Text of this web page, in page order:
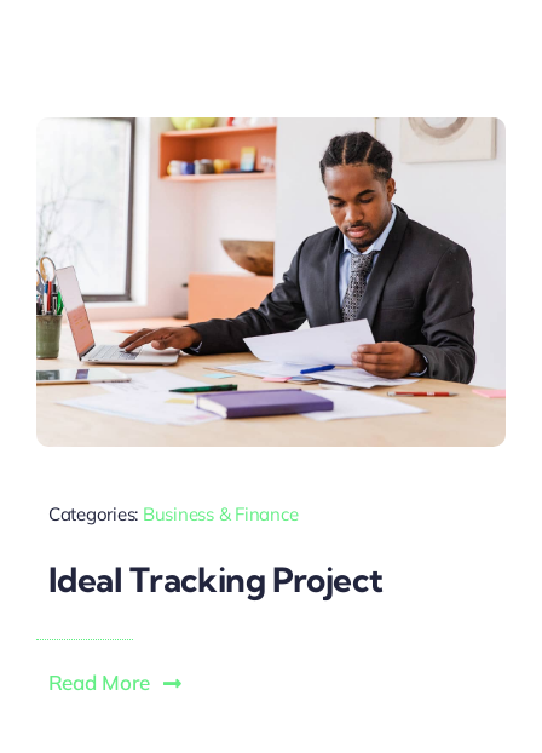
Categories: Business & Finance
Ideal Tracking Project
Read More